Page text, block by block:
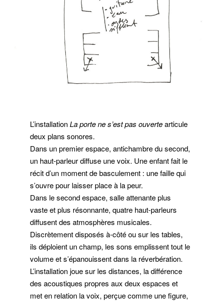
L’installationLa porte ne s’est pas ouvertearticule
deux plans sonores.
Dans un premier espace, antichambre du second,
un haut-parleur diffuse une voix. Une enfant fait le
récit d’un moment de basculement : une faille qui
s’ouvre pour laisser place à la peur.
Dans le second espace, salle attenante plus
vaste et plus résonnante, quatre haut-parleurs
diffusent des atmosphères musicales.
Discrètement disposés à-côté ou sur les tables,
ils déploient un champ, les sons emplissent tout le
volume et s’épanouissent dans la réverbération.
L’installation joue sur les distances, la différence
des acoustiques propres aux deux espaces et
met en relation la voix, perçue comme une figure,